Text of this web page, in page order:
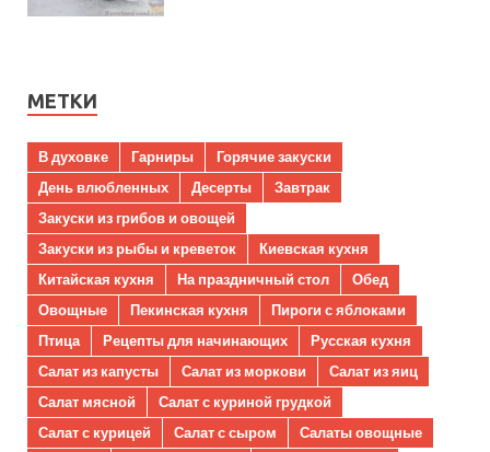
МЕТКИ
В духовке Гарниры
Горячие закуски
День влюбленных
Десерты
Завтрак
Закуски из грибов и овощей
Закуски из рыбы и креветок
Киевская кухня
Китайская кухня
На праздничный стол
Обед
Овощные
Пекинская кухня
Пироги с яблоками
Птица
Рецепты для начинающих
Русская кухня
Салат из капусты
Салат из моркови
Салат из яиц
Салат мясной
Салат с куриной грудкой
Салат с курицей
Салат с сыром
Салаты овощные